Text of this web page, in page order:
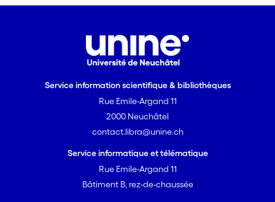
Service information scientifique & bibliothèques
Rue Emile-Argand 11
2000 Neuchâtel
contact.libra@unine.ch
Service informatique et télématique
Rue Emile-Argand 11
Bâtiment B, rez-de-chaussée